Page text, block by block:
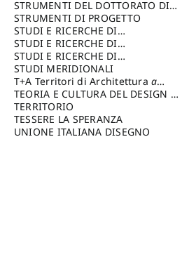
Poretti Sergio
Rossi Lauro
STRUMENTI DEL DOTTORATO DI
RICERCA IN RILIEVO E
RAPPRESENTAZIONE
DELL’ARCHITETTURA E
DELL’AMBIENTEa cura di: Migliari
Riccardo
STRUMENTI DI PROGETTO
STUDI E RICERCHE DI
ARCHEOLOGIA IN SICILIA
di: Pelagatti Paola
STUDI E RICERCHE DI
ARCHITETTURA del Dipartimento
di Architettura Università degli
Studi G. d' Annunzio
STUDI E RICERCHE DI
ARCHITETTURA del Dipartimento
di Architettura Università degli
Studi G. d' Annunzio, Chieti-
Pescaraa cura di: Fusero Paolo
STUDI MERIDIONALI
T+A Territori di Architetturaa
cura di: Ramazzotti Luigi
TEORIA E CULTURA DEL DESIGN a
cura di: Furlanis Giuseppe
TERRITORIO
TESSERE LA SPERANZA
UNIONE ITALIANA DISEGNO